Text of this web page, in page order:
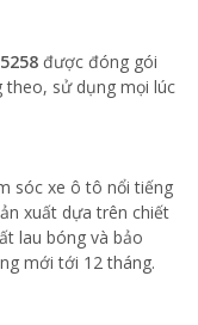
được đóng gói
theo, sử dụng mọi lúc
sóc xe ô tô nổi tiếng
xuất dựa trên chiết
lau bóng và bảo
mới tới 12 tháng.